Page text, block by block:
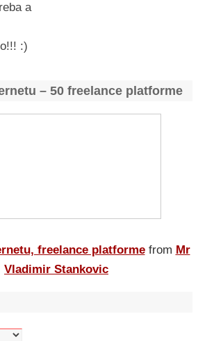
a
:)
– 50 freelance platforme
freelance platforme from Mr
Vladimir Stankovic